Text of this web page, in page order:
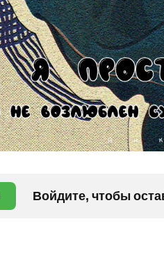
Войдите, чтобы